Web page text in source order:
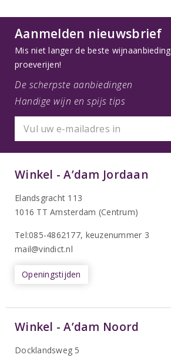
Aanmelden nieuwsbrief
Mis niet langer de beste
proeverijen!
De scherpste aanbiedingen
Handige wijn en spijs tips
Winkel - A’dam Jordaan
Elandsgracht 113
1016 TT Amsterdam (Centrum)
Tel:085-4862177, keuzenummer 3
mail@vindict.nl
Openingstijden
Winkel - A’dam Noord
Docklandsweg 5